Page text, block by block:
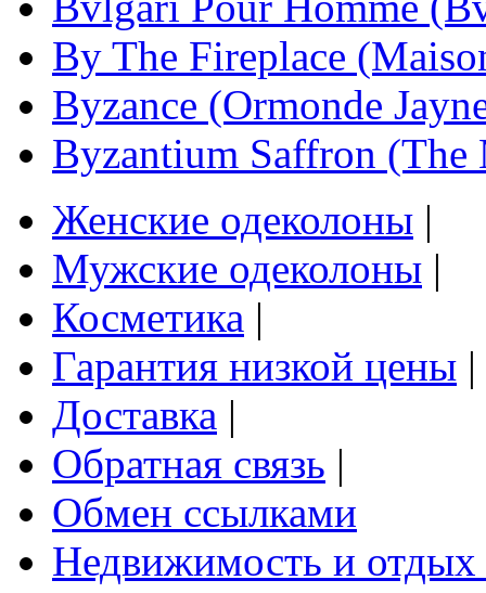
By The Fireplace
Byzance (Ormonde
Byzantium Saffron (The
Женские одеколоны |
Мужские одеколоны |
Косметика |
Гарантия низкой цены |
Доставка |
Обратная связь |
Обмен ссылками
Недвижимость и